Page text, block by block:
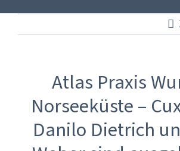
Atlas Praxis
Norseeküste –
Danilo Dietrich